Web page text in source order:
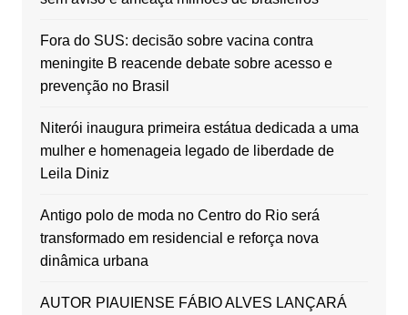
Fora do SUS: decisão sobre vacina contra
meningite B reacende debate sobre acesso e
prevenção no Brasil
Niterói inaugura primeira estátua dedicada a uma
mulher e homenageia legado de liberdade de
Leila Diniz
Antigo polo de moda no Centro do Rio será
transformado em residencial e reforça nova
dinâmica urbana
AUTOR PIAUIENSE FÁBIO ALVES LANÇARÁ